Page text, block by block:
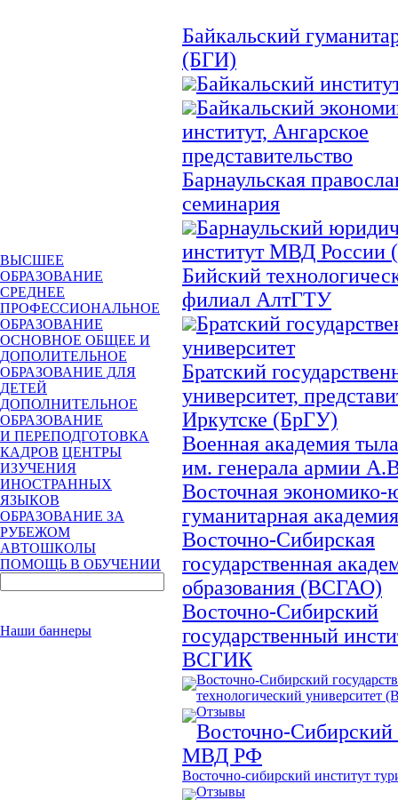
ВЫСШЕЕ
ОБРАЗОВАНИЕ
СРЕДНЕЕ
ПРОФЕССИОНАЛЬНОЕ
ОБРАЗОВАНИЕ
ОСНОВНОЕ ОБЩЕЕ И
ДОПОЛИТЕЛЬНОЕ
ОБРАЗОВАНИЕ ДЛЯ
ДЕТЕЙ
ДОПОЛНИТЕЛЬНОЕ
ОБРАЗОВАНИЕ
И ПЕРЕПОДГОТОВКА
КАДРОВ ЦЕНТРЫ
ИЗУЧЕНИЯ
ИНОСТРАННЫХ
ЯЗЫКОВ
ОБРАЗОВАНИЕ ЗА
РУБЕЖОМ
АВТОШКОЛЫ
ПОМОЩЬ В ОБУЧЕНИИ
Наши баннеры
Байкальский
(БГИ)
Байкальский
Байкальский
институт, Ангарское
представительство
Барнаульская
семинария
Барнаульский
институт МВД
Бийский
филиал АлтГТУ
Братский
университет
Братский
университет,
Иркутске (БрГУ)
Военная академия
им. генерала армии
Восточная экономико-
гуманитарная
Восточно-Сибирская
государственная
образования (ВСГАО)
Восточно-Сибирский
государственный
ВСГИК
Восточно-Сибирский
технологический университет
Отзывы
Восточно-Сибирский
МВД РФ
Восточно-сибирский институт
Отзывы